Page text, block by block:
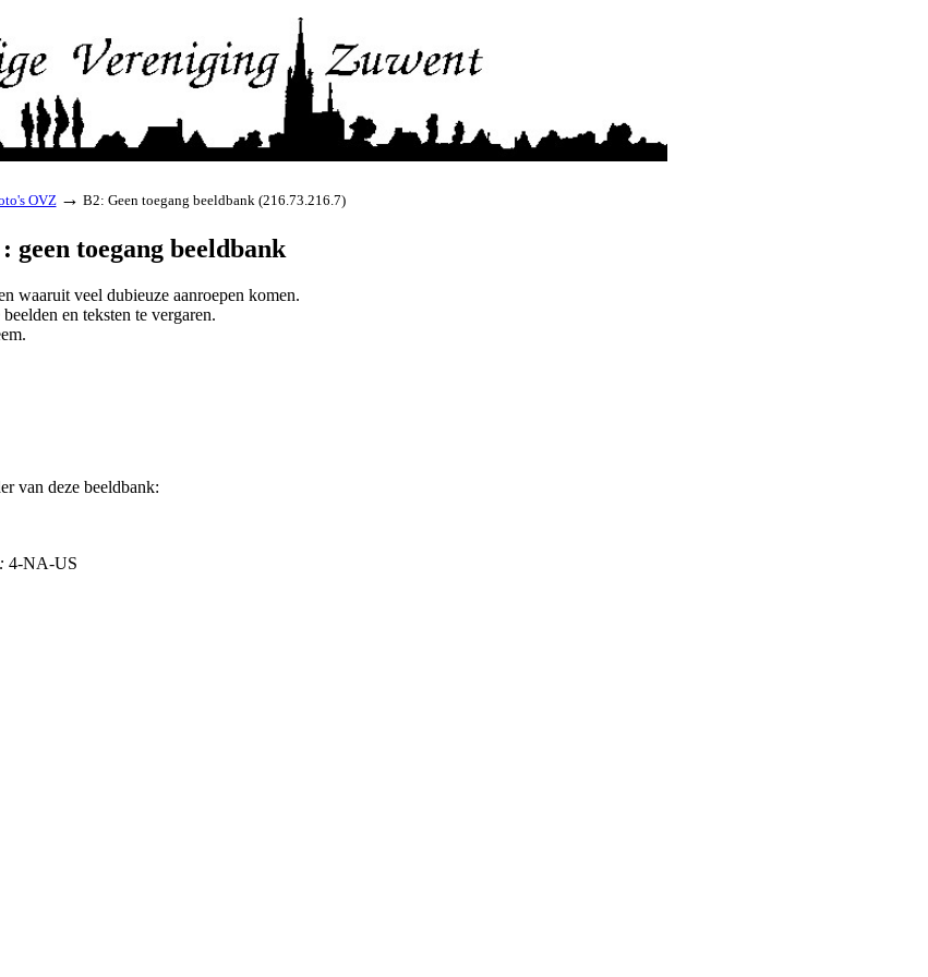
OVZ → B2: Geen toegang beeldbank (216.73.216.7)
geen toegang beeldbank
waaruit veel dubieuze aanroepen komen.
en teksten te vergaren.
van deze beeldbank:
4-NA-US